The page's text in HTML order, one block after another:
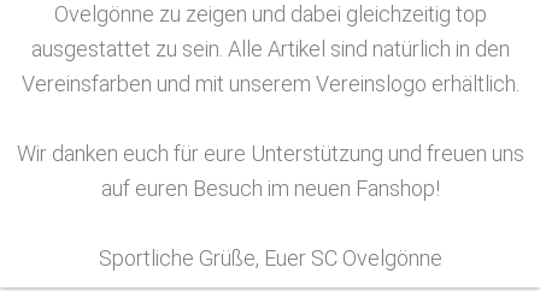
Ovelgönne zu zeigen und dabei gleichzeitig top
ausgestattet zu sein. Alle Artikel sind natürlich in den
Vereinsfarben und mit unserem Vereinslogo erhältlich.
Wir danken euch für eure Unterstützung und freuen uns
auf euren Besuch im neuen Fanshop!
Sportliche Grüße, Euer SC Ovelgönne